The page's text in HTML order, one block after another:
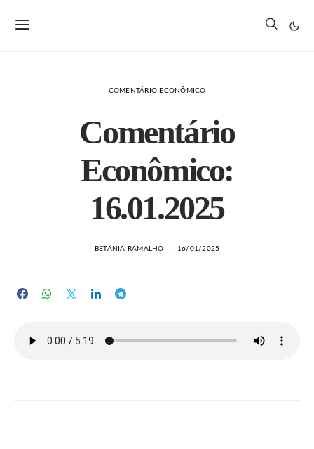
COMENTÁRIO ECONÔMICO
Comentário
Econômico:
16.01.2025
BETÂNIA RAMALHO 16/01/2025